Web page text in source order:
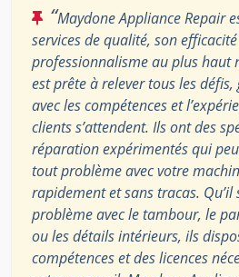
“Maydone Appliance Repair
services de qualité, son
professionnalisme au plus haut
est prête à relever tous les
avec les compétences et
clients s’attendent. Ils ont des
réparation expérimentés qui
tout problème avec votre
rapidement et sans tracas. Qu’il
problème avec le tambour, le
ou les détails intérieurs, ils
compétences et des licences